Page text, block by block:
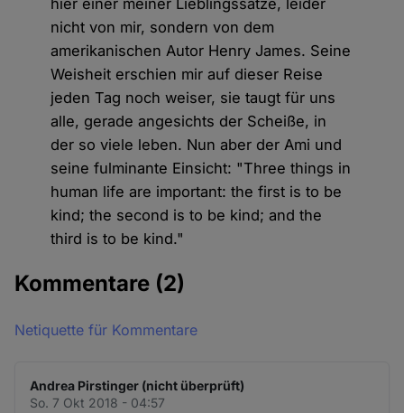
hier einer meiner Lieblingssätze, leider
nicht von mir, sondern von dem
amerikanischen Autor Henry James. Seine
Weisheit erschien mir auf dieser Reise
jeden Tag noch weiser, sie taugt für uns
alle, gerade angesichts der Scheiße, in
der so viele leben. Nun aber der Ami und
seine fulminante Einsicht: "Three things in
human life are important: the first is to be
kind; the second is to be kind; and the
third is to be kind."
Kommentare (2)
Netiquette für Kommentare
Andrea Pirstinger (nicht überprüft)
So. 7 Okt 2018 - 04:57